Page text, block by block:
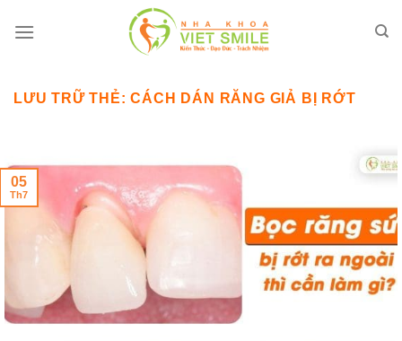
qua
LƯU TRỮ THẺ:CÁCH DÁN RĂNG GIẢ BỊ RỚT
05
Th7